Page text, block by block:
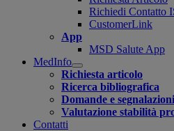
Richiedi Contatto
CustomerLink
App
MSD Salute App
MedInfo
Open
submenu
Richiesta articolo
Ricerca bibliografica
Domande e segnalazioni
Valutazione stabilità
Contatti